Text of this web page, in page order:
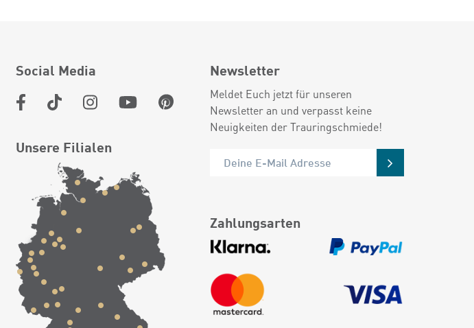
Social Media
Unsere Filialen
Newsletter
Meldet Euch jetzt für unseren
Newsletter an und verpasst keine
Neuigkeiten der Trauringschmiede!
Zahlungsarten